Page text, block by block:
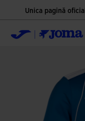
Unica pagină